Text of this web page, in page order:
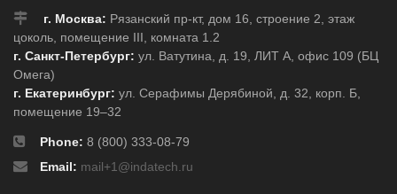
г. Москва: Рязанский пр-кт, дом 16, строение 2, этаж
цоколь, помещение III, комната 1.2
г. Санкт-Петербург: ул. Ватутина, д. 19, ЛИТ А, офис 109 (БЦ
Омега)
г. Екатеринбург: ул. Серафимы Дерябиной, д. 32, корп. Б,
помещение 19–32
Phone: 8 (800) 333-08-79
Email: mail+1@indatech.ru